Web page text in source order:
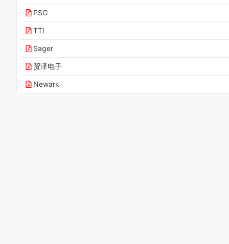
PSG
TTI
Sager
贸泽电子
Newark